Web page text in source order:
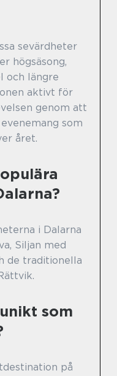
sevärdheter
högsäsong,
och längre
aktivt för
genom att
som
året.
i Dalarna
Siljan med
de traditionella
som
på